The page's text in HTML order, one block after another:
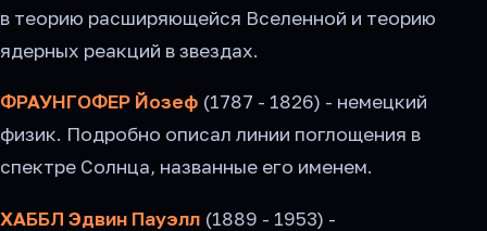
в теорию расширяющейся Вселенной и теорию
ядерных реакций в звездах.
ФРАУНГОФЕР Йозеф (1787 - 1826) - немецкий
физик. Подробно описал линии поглощения в
спектре Солнца, названные его именем.
ХАББЛ Эдвин Пауэлл (1889 - 1953) -